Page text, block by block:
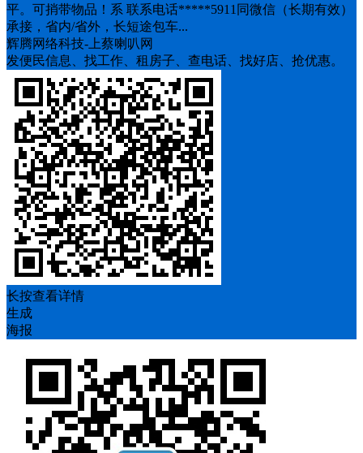
平。可捎带物品！系 联系电话*****5911同微信（长期有效）
承接，省内/省外，长短途包车...
辉腾网络科技-上蔡喇叭网
发便民信息、找工作、租房子、查电话、找好店、抢优惠。
长按查看详情
生成
海报